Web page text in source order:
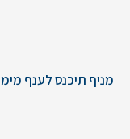
מניף תיכנס לענף